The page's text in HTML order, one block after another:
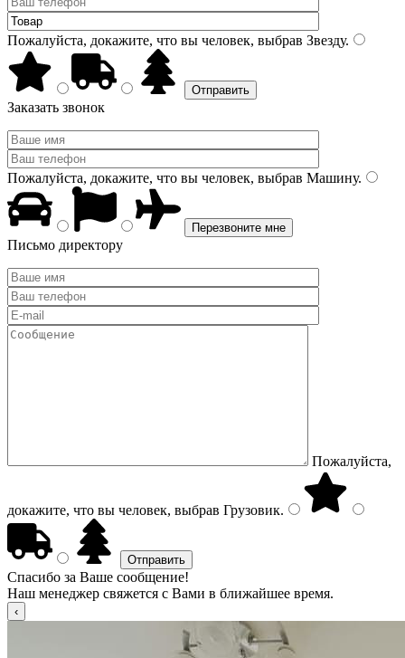
Пожалуйста, докажите, что вы человек, выбрав Звезду.
Заказать звонок
Пожалуйста, докажите, что вы человек, выбрав Машину.
Письмо директору
Пожалуйста,
докажите, что вы человек, выбрав Грузовик.
Спасибо за Ваше сообщение!
Наш менеджер свяжется с Вами в ближайшее время.